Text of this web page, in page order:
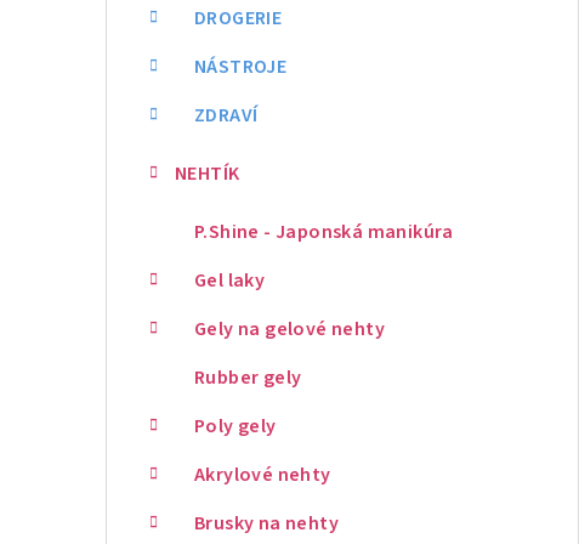
DROGERIE
NÁSTROJE
ZDRAVÍ
NEHTÍK
P.Shine - Japonská manikúra
Gel laky
Gely na gelové nehty
Rubber gely
Poly gely
Akrylové nehty
Brusky na nehty